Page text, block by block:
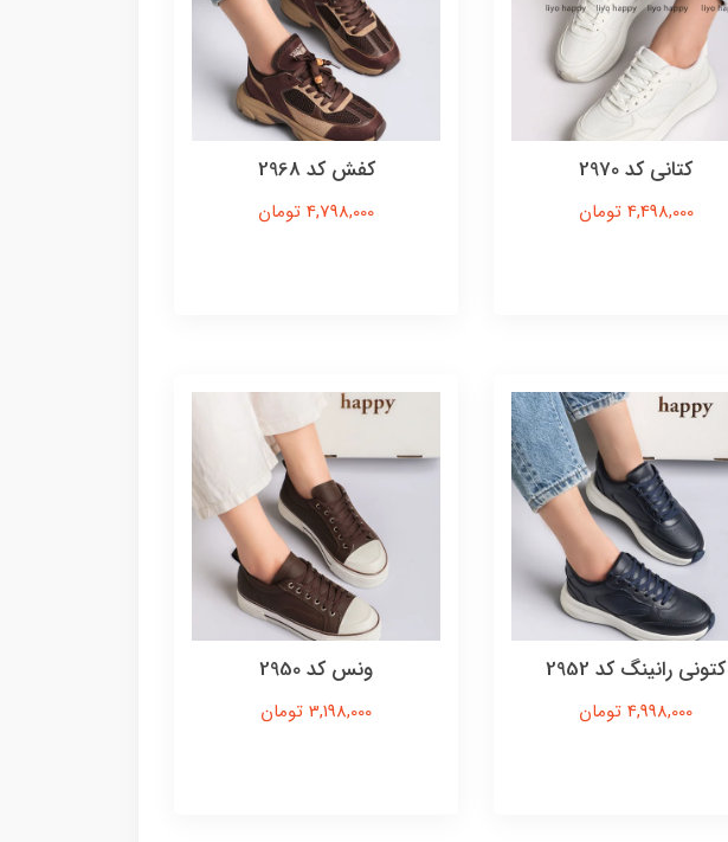
کتانی کد 2970
4,498,000 تومان
کفش کد 2968
4,798,000 تومان
کتونی رانینگ کد 2952
4,998,000 تومان
ونس کد 2950
3,198,000 تومان